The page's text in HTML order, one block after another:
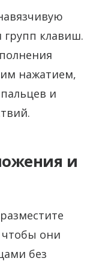
групп клавиш.
нажатием,
и
и
они
без